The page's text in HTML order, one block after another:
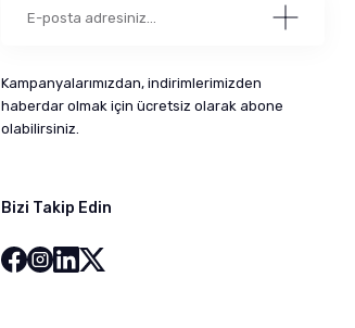
Kampanyalarımızdan, indirimlerimizden
haberdar olmak için ücretsiz olarak abone
olabilirsiniz.
Bizi Takip Edin